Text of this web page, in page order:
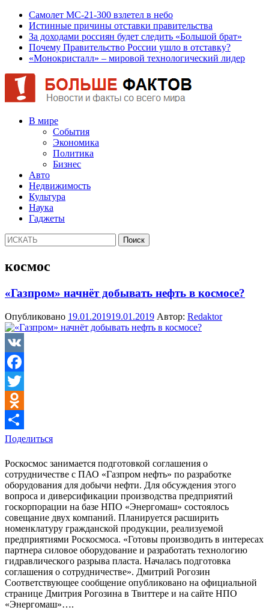
Самолет МС-21-300 взлетел в небо
Истинные причины отставки правительства
За доходами россиян будет следить «Большой брат»
Почему Правительство России ушло в отставку?
«Монокристалл» – мировой технологический лидер
В мире
События
Экономика
Политика
Бизнес
Авто
Недвижимость
Культура
Наука
Гаджеты
космос
«Газпром» начнёт добывать нефть в космосе?
Опубликовано 19.01.201919.01.2019 Автор: Redaktor
VK
Facebook
Twitter
Odnoklassniki
Поделиться
Роскосмос занимается подготовкой соглашения о
сотрудничестве с ПАО «Газпром нефть» по разработке
оборудования для добычи нефти. Для обсуждения этого
вопроса и диверсификации производства предприятий
госкорпорации на базе НПО «Энергомаш» состоялось
совещание двух компаний. Планируется расширить
номенклатуру гражданской продукции, реализуемой
предприятиями Роскосмоса. «Готовы производить в интересах
партнера силовое оборудование и разработать технологию
гидравлического разрыва пласта. Началась подготовка
соглашения о сотрудничестве». Дмитрий Рогозин
Соответствующее сообщение опубликовано на официальной
странице Дмитрия Рогозина в Твиттере и на сайте НПО
«Энергомаш»….